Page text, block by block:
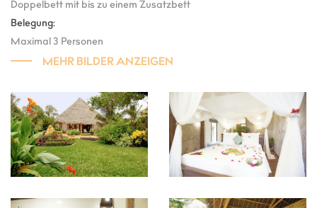
Doppelbett mit bis zu einem Zusatzbett
Belegung:
Maximal 3 Personen
MEHR BILDER ANZEIGEN